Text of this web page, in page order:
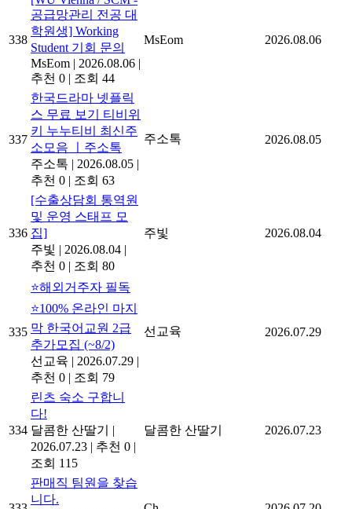
338
공급망관리 전공 대
학원생] Working
Student 기회 문의
MsEom | 2026.08.06 |
추천 0 | 조회 44
MsEom 2026.08.06
337
한국드라마 넷플릭
스 무료 보기 티비위
키 누누티비 최신주
소모음 ㅣ주소톡
주소톡 | 2026.08.05 |
추천 0 | 조회 63
주소톡 2026.08.05
336
[수출상담회 통역원
및 운영 스태프 모
집]
주빛 | 2026.08.04 |
추천 0 | 조회 80
주빛 2026.08.04
335
⭐해외거주자 필독
⭐100% 온라인 마지
막 한국어교원 2급
추가모집 (~8/2)
선교육 | 2026.07.29 |
추천 0 | 조회 79
선교육 2026.07.29
334
린츠 숙소 구합니
다!
달콤한 산딸기
|
2026.07.23 | 추천 0 |
조회 115
달콤한 산딸기 2026.07.23
판매직 팀원을 찾습
니다.